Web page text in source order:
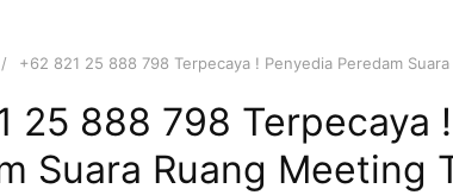
+62 821 25 888 798 Terpecaya ! Penyedia Peredam
25 888 798 Terpecaya
Suara Ruang Meeting